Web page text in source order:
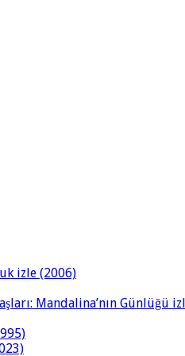
izle (2006)
Mandalina’nın Günlüğü